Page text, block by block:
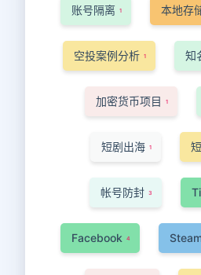
账号隔离 1 本地存
空投案例分析 1 知
加密货币项目 1
短剧出海 1
帐号防封 3
Facebook 4